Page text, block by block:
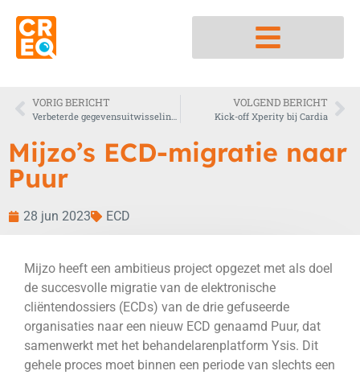
VORIG BERICHT VOLGEND BERICHT
Kick-off Xperity bij Cardia
Mijzo’s ECD-migratie naar
Puur
28 jun 2023 ECD
Mijzo heeft een ambitieus project opgezet met als doel
de succesvolle migratie van de elektronische
cliëntendossiers (ECDs) van de drie gefuseerde
organisaties naar een nieuw ECD genaamd Puur, dat
samenwerkt met het behandelarenplatform Ysis. Dit
gehele proces moet binnen een periode van slechts een